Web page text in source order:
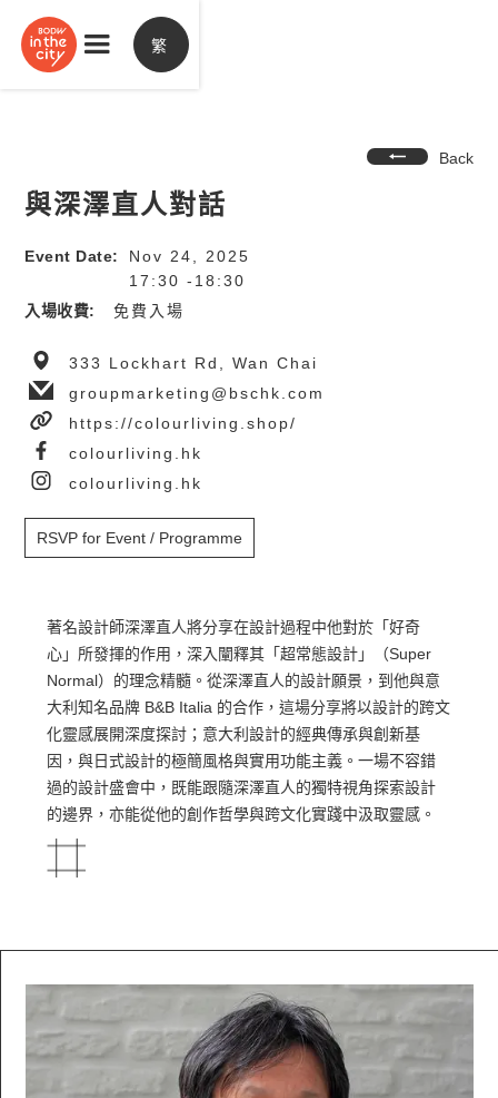
繁
Back
與深澤直人對話
Event Date: Nov 24, 2025
17:30 -18:30
入場收費:
免費入場
333 Lockhart Rd, Wan Chai
groupmarketing@bschk.com
https://colourliving.shop/
colourliving.hk
colourliving.hk
RSVP for Event / Programme
著名設計師深澤直人將分享在設計過程中他對於「好奇
心」所發揮的作用，深入闡釋其「超常態設計」（Super
Normal）的理念精髓。從深澤直人的設計願景，到他與意
大利知名品牌 B&B Italia 的合作，這場分享將以設計的跨文
化靈感展開深度探討；意大利設計的經典傳承與創新基
因，與日式設計的極簡風格與實用功能主義。一場不容錯
過的設計盛會中，既能跟隨深澤直人的獨特視角探索設計
的邊界，亦能從他的創作哲學與跨文化實踐中汲取靈感。